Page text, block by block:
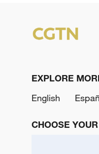
EXPLORE
English
CHOOSE